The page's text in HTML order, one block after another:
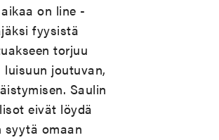
on line -
fyysistä
torjuu
joutuvan,
Saulin
eivät löydä
syytä omaan